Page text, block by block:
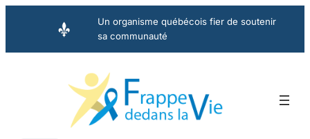
Un organisme québécois fier de soutenir
sa communauté